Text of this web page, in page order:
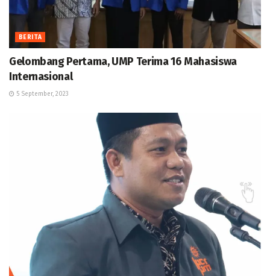
BERITA
Gelombang Pertama, UMP Terima 16 Mahasiswa
Internasional
5 September, 2023